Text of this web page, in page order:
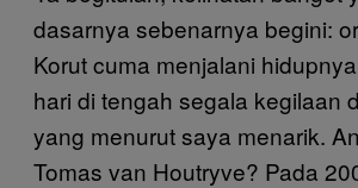
dasarnya sebenarnya begini:
Korut cuma menjalani
hari di tengah segala kegilaan
yang menurut saya menarik.
Tomas van Houtryve? Pada